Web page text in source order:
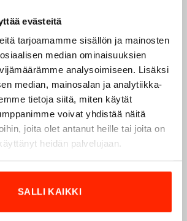
evästeitä
tarjoamamme sisällön ja mainosten
median ominaisuuksien
analysoimiseen. Lisäksi
median, mainosalan ja analytiikka-
tietoja siitä, miten käytät
voivat yhdistää näitä
joita olet antanut heille tai joita on
heidän palvelujaan.
SALLI KAIKKI
laatumerkki vuodesta
turvallisuus- ja
kokemuksella
ja poliisin sopimusvalmistajana.